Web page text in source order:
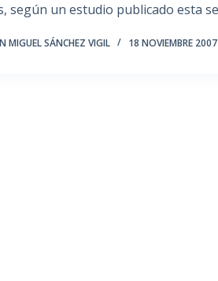
según un estudio publicado esta
MIGUEL SÁNCHEZ VIGIL 18 NOVIEMBRE 2007